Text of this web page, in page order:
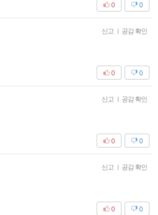
0
0
신고 | 공감 확인
0
0
신고 | 공감 확인
0
0
신고 | 공감 확인
0
0